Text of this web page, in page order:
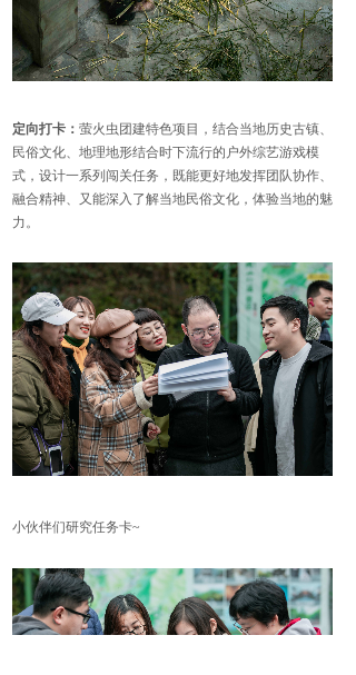
定向打卡： 萤火虫团建特色项目，结合当地历史古镇、
民俗文化、地理地形结合时下流行的户外综艺游戏模
式，设计一系列闯关任务，既能更好地发挥团队协作、
融合精神、又能深入了解当地民俗文化，体验当地的魅
力。
小伙伴们研究任务卡~